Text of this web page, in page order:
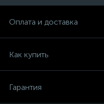
Оплата и доставка
Как купить
Гарантия